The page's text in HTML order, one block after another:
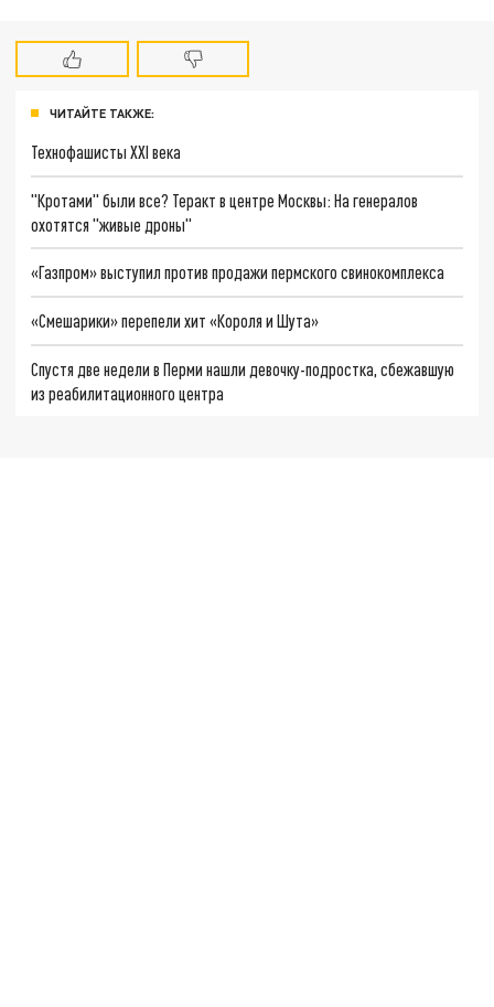
ЧИТАЙТЕ ТАКЖЕ:
Технофашисты XXI века
"Кротами" были все? Теракт в центре Москвы: На генералов
охотятся "живые дроны"
«Газпром» выступил против продажи пермского свинокомплекса
«Смешарики» перепели хит «Короля и Шута»
Спустя две недели в Перми нашли девочку-подростка, сбежавшую
из реабилитационного центра